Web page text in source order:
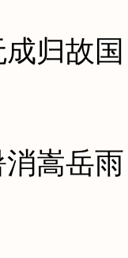
故国
岳雨